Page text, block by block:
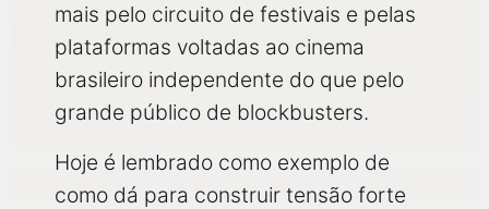
mais pelo circuito de festivais e pelas
plataformas voltadas ao cinema
brasileiro independente do que pelo
grande público de blockbusters.
Hoje é lembrado como exemplo de
como dá para construir tensão forte